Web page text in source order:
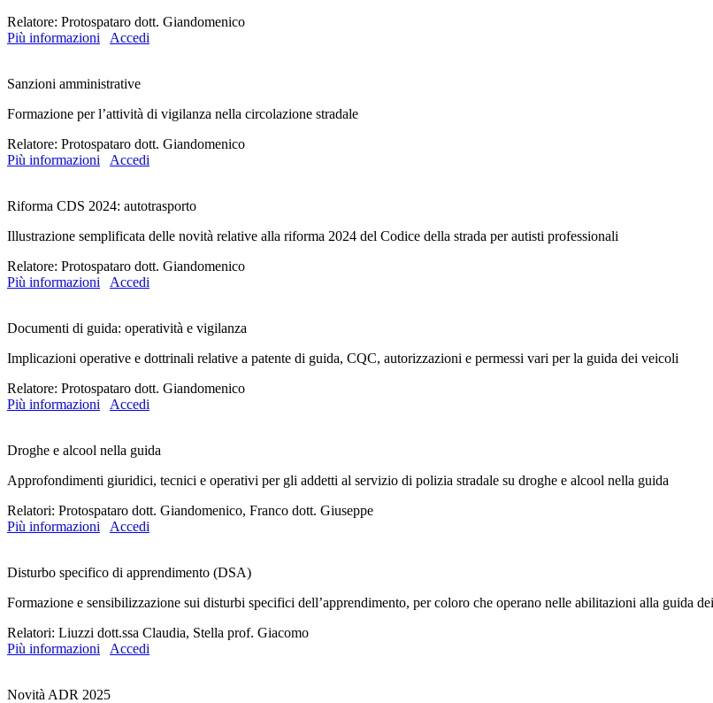
Relatore: Protospataro dott. Giandomenico
Più informazioni
Accedi
Sanzioni amministrative
Formazione per l’attività di vigilanza nella circolazione stradale
Relatore: Protospataro dott. Giandomenico
Più informazioni
Accedi
Riforma CDS 2024: autotrasporto
Illustrazione semplificata delle novità relative alla riforma 2024 del Codice della strada per autisti professionali
Relatore: Protospataro dott. Giandomenico
Più informazioni
Accedi
Documenti di guida: operatività e vigilanza
Implicazioni operative e dottrinali relative a patente di guida, CQC, autorizzazioni e permessi vari per la guida dei veicoli
Relatore: Protospataro dott. Giandomenico
Più informazioni
Accedi
Droghe e alcool nella guida
Approfondimenti giuridici, tecnici e operativi per gli addetti al servizio di polizia stradale su droghe e alcool nella guida
Relatori: Protospataro dott. Giandomenico, Franco dott. Giuseppe
Più informazioni
Accedi
Disturbo specifico di apprendimento (DSA)
Formazione e sensibilizzazione sui disturbi specifici dell’apprendimento, per coloro che operano nelle abilitazioni alla guida
Relatori: Liuzzi dott.ssa Claudia, Stella prof. Giacomo
Più informazioni
Accedi
Novità ADR 2025